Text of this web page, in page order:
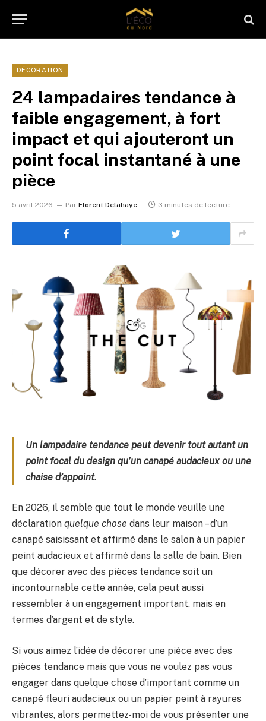
DÉCORATION
24 lampadaires tendance à
faible engagement, à fort
impact et qui ajouteront un
point focal instantané à une
pièce
5 avril 2026 Par Florent Delahaye 3 minutes de lecture
Un lampadaire tendance peut devenir tout autant un
point focal du design qu’un canapé audacieux ou une
chaise d’appoint.
En 2026, il semble que tout le monde veuille une
déclaration quelque chose dans leur maison – d’un
canapé saisissant et affirmé dans le salon à un papier
peint audacieux et affirmé dans la salle de bain. Bien
que décorer avec des pièces tendance soit un
incontournable cette année, cela peut aussi
ressembler à un engagement important, mais en
termes d’argent et de style.
Si vous aimez l’idée de décorer une pièce avec des
pièces tendance mais que vous ne voulez pas vous
engager dans quelque chose d’important comme un
canapé fleuri audacieux ou un papier peint à rayures
vibrantes, alors permettez-moi de vous présenter une